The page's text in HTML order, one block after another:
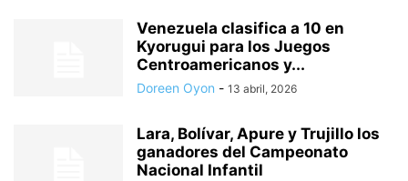
Venezuela clasifica a 10 en
Kyorugui para los Juegos
Centroamericanos y...
Doreen Oyon - 13 abril, 2026
Lara, Bolívar, Apure y Trujillo los
ganadores del Campeonato
Nacional Infantil